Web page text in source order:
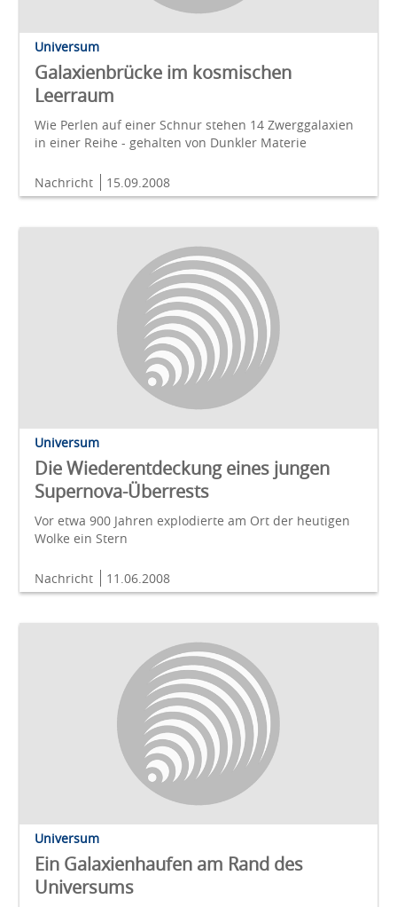
Universum
Galaxienbrücke im kosmischen
Leerraum
Wie Perlen auf einer Schnur stehen 14 Zwerggalaxien
in einer Reihe - gehalten von Dunkler Materie
Nachricht 15.09.2008
Universum
Die Wiederentdeckung eines jungen
Supernova-Überrests
Vor etwa 900 Jahren explodierte am Ort der heutigen
Wolke ein Stern
Nachricht 11.06.2008
Universum
Ein Galaxienhaufen am Rand des
Universums